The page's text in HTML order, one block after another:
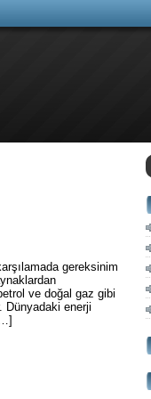
gereksinim
ve doğal gaz gibi
Dünyadaki enerji